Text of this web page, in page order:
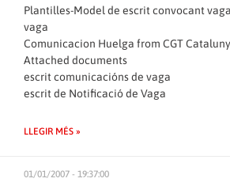
Plantilles-Model de escrit convocant
vaga
Comunicacion Huelga from CGT
Attached documents
escrit comunicacións de vaga
escrit de Notificació de Vaga
LLEGIR MÉS »
01/01/2007 - 19:37:00